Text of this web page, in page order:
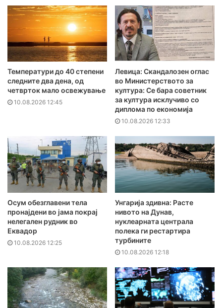
Температури до 40 степени
следните два дена, од
четврток мало освежување
10.08.2026 12:45
Левица: Скандалозен оглас
во Министерството за
култура: Се бара советник
за култура исклучиво со
диплома по економија
10.08.2026 12:33
Осум обезглавени тела
пронајдени во јама покрај
нелегален рудник во
Еквадор
10.08.2026 12:25
Унгарија здивна: Расте
нивото на Дунав,
нуклеарната централа
полека ги рестартира
турбините
10.08.2026 12:18